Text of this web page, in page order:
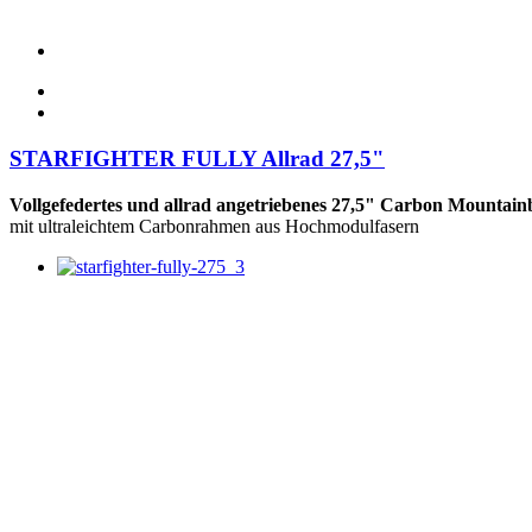
STARFIGHTER FULLY Allrad 27,5"
Vollgefedertes und allrad angetriebenes 27,5" Carbon
mit ultraleichtem Carbonrahmen aus Hochmodulfasern